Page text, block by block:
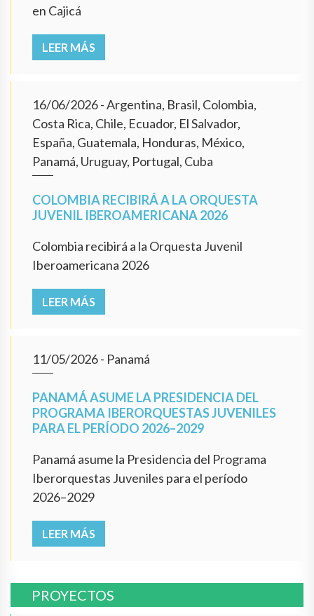
en Cajicá
LEER MÁS
16/06/2026- Argentina, Brasil, Colombia,
Costa Rica, Chile, Ecuador, El Salvador,
España, Guatemala, Honduras, México,
Panamá, Uruguay, Portugal, Cuba
COLOMBIA RECIBIRÁ A LA ORQUESTA
JUVENIL IBEROAMERICANA 2026
Colombia recibirá a la Orquesta Juvenil
Iberoamericana 2026
LEER MÁS
11/05/2026- Panamá
PANAMÁ ASUME LA PRESIDENCIA DEL
PROGRAMA IBERORQUESTAS JUVENILES
PARA EL PERÍODO 2026–2029
Panamá asume la Presidencia del Programa
Iberorquestas Juveniles para el período
2026–2029
LEER MÁS
PROYECTOS